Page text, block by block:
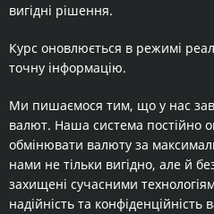
вигідні рішення.
Курс оновлюється в режимі
точну інформацію.
Ми пишаємося тим, що у нас
валют. Наша система постійно
обмінювати валюту за
нами не тільки вигідно, але й
захищені сучасними
надійність та